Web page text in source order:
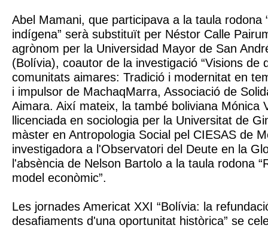
Abel Mamani, que participava a la taula rodona
indígena” serà substituït per Néstor Calle
agrònom per la Universidad Mayor de San
(Bolívia), coautor de la investigació “Visions de
comunitats aimares: Tradició i modernitat en
i impulsor de MachaqMarra, Associació de
Aimara. Així mateix, la també boliviana Mónica
llicenciada en sociologia per la Universitat de
màster en Antropologia Social pel CIESAS de
investigadora a l'Observatori del Deute en la
l'absència de Nelson Bartolo a la taula rodona
model econòmic”.
Les jornades Americat XXI “Bolívia: la
desafiaments d'una oportunitat històrica” se